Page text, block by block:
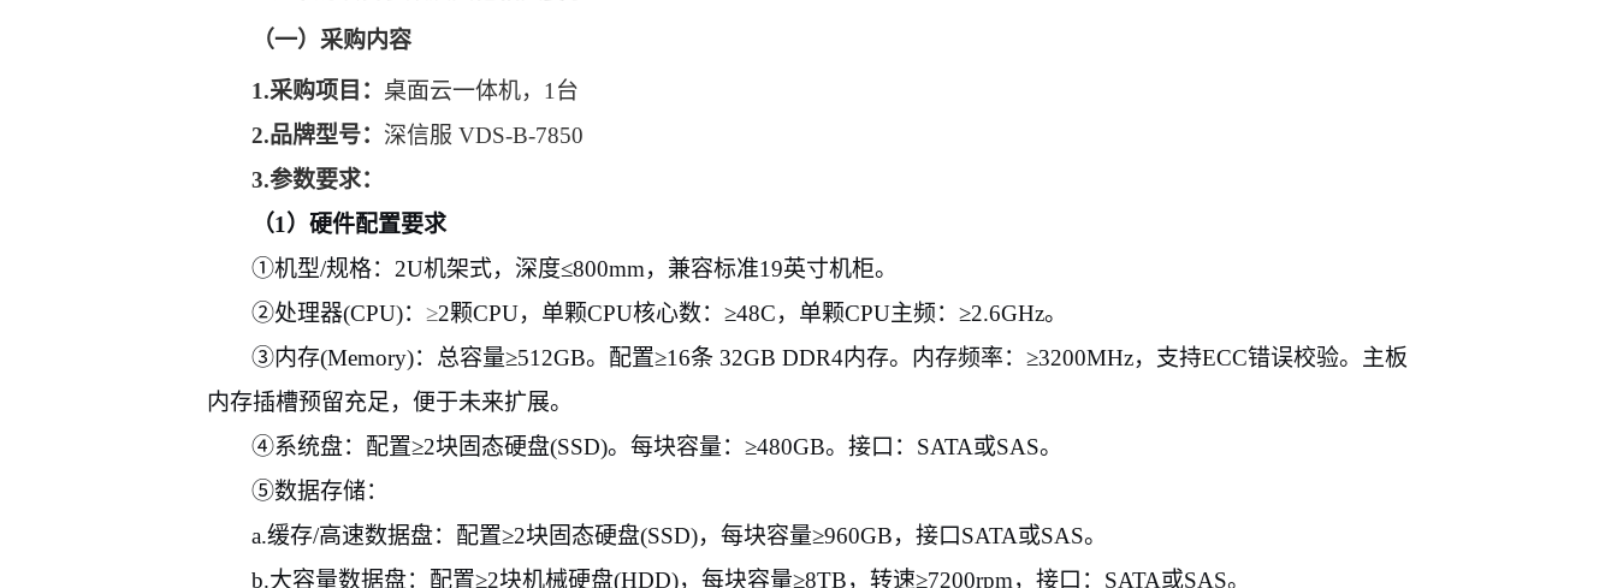
（一）采购内容
1.采购项目： 桌面云一体机， 1 台
2.品牌型号： 深信服 VDS-B-7850
3.参数要求：
（1 ）硬件配置要求
①机型/规格： 2U机架式，深度≤800mm，兼容标准19英寸机柜。
②处理器(CPU)： ≥2颗CPU，单颗CPU核心数： ≥48C，单颗CPU主频： ≥2.6GHz。
③内存(Memory)： 总容量≥512GB。配置≥16条 32GB DDR4内存。内存频率：≥3200MHz，支持ECC错误校验。主板
内存插槽预留充足，便于未来扩展。
④系统盘： 配置≥2块 固态硬盘(SSD)。每块容量： ≥480GB。接口： SATA或SAS。
⑤数据存储：
a.缓存/高速数据盘：配置≥2块 固态硬盘(SSD)，每块容量≥960GB，接口SATA或SAS。
b.大容量数据盘：配置≥2块机械硬盘(HDD)，每块容量≥8TB，转速≥7200rpm，接口： SATA或SAS。